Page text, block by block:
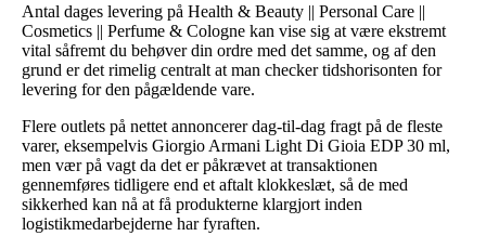
Antal dages levering på Health & Beauty || Personal Care ||
Cosmetics || Perfume & Cologne kan vise sig at være ekstremt
vital såfremt du behøver din ordre med det samme, og af den
grund er det rimelig centralt at man checker tidshorisonten for
levering for den pågældende vare.
Flere outlets på nettet annoncerer dag-til-dag fragt på de fleste
varer, eksempelvis Giorgio Armani Light Di Gioia EDP 30 ml,
men vær på vagt da det er påkrævet at transaktionen
gennemføres tidligere end et aftalt klokkeslæt, så de med
sikkerhed kan nå at få produkterne klargjort inden
logistikmedarbejderne har fyraften.